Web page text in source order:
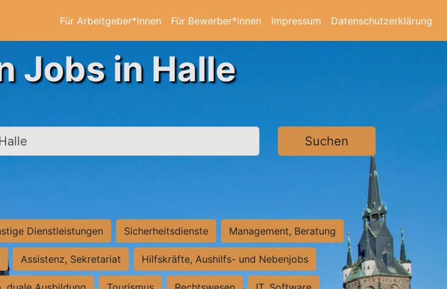
Für Arbeitgeber*innen Für Bewerber*innen Impressum Datenschutzerklärung
Jobs in Halle
Stadt Suchen
Dienstleistungen Sicherheitsdienste Management, Beratung
Assistenz, Sekretariat Hilfskräfte, Aushilfs- und Nebenjobs